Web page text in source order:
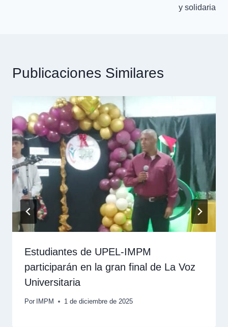
y solidaria
Publicaciones Similares
Estudiantes de UPEL-IMPM
participarán en la gran final de La Voz
Universitaria
Por IMPM 1 de diciembre de 2025